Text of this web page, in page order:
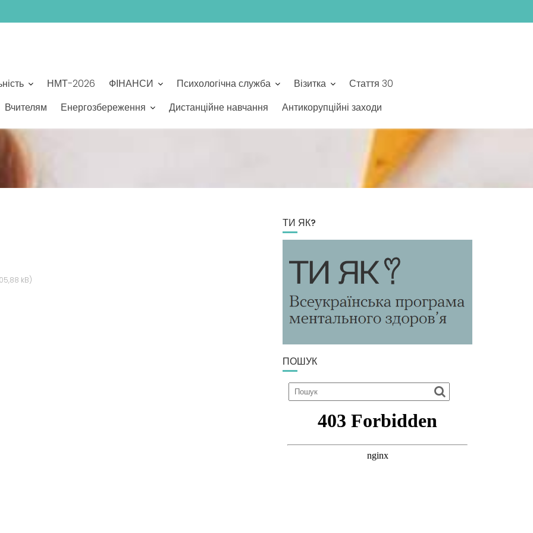
НМТ-2026 ФІНАНСИ Психологічна служба Візитка
Стаття 30
Вчителям Енергозбереження Дистанційне навчання Антикорупційні заходи
ТИ ЯК?
ПОШУК